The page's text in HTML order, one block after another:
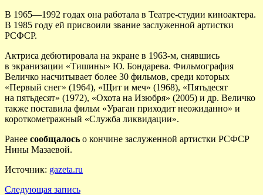
В 1965—1992 годах она работала в Театре-студии киноактера.
В 1985 году ей присвоили звание заслуженной артистки
РСФСР.
Актриса дебютировала на экране в 1963-м, снявшись
в экранизации «Тишины» Ю. Бондарева. Фильмография
Величко насчитывает более 30 фильмов, среди которых
«Первый снег» (1964), «Щит и меч» (1968), «Пятьдесят
на пятьдесят» (1972), «Охота на Изюбря» (2005) и др. Величко
также поставила фильм «Ураган приходит неожиданно» и
короткометражный «Служба ликвидации».
Ранее сообщалось о кончине заслуженной артистки РСФСР
Нины Мазаевой.
Источник: gazeta.ru
Следующая запись